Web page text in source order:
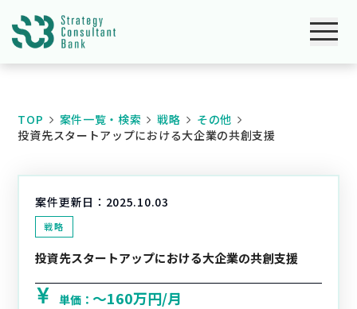
TOP 案件一覧・検索 戦略
その他
投資先スタートアップにおける大企業の共創支援
案件更新日： 2025.10.03
戦略
投資先スタートアップにおける大企業の共創支援
単価：〜160万円/月